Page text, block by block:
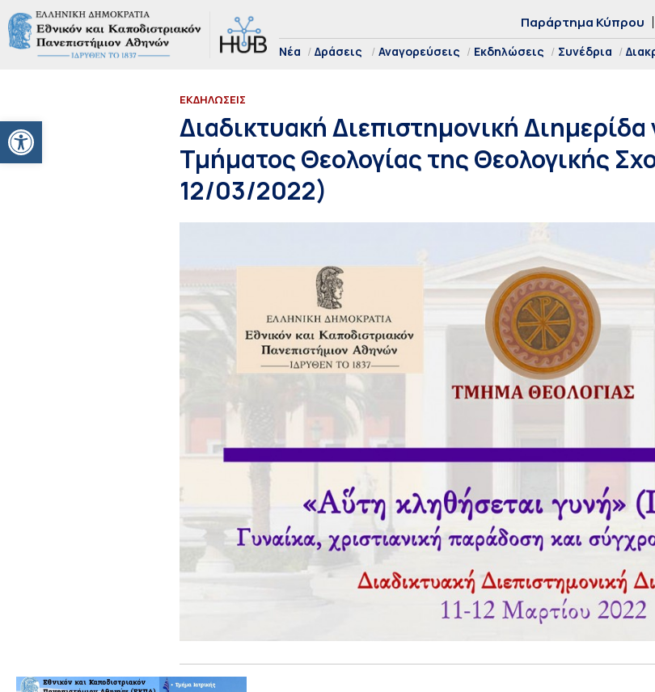
Ανοίξτε τη γραμμή εργαλείων
Παράρτημα Κύπρου
Νέα Δράσεις Αναγορεύσεις Εκδηλώσεις Συνέδρια
ΕΚΔΗΛΩΣΕΙΣ
Διαδικτυακή Διεπιστημονική Διημερίδα
Τμήματος Θεολογίας της Θεολογικής
12/03/2022)